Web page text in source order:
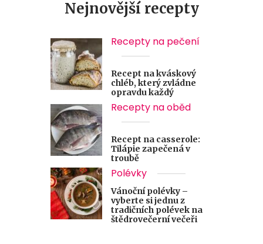
Nejnovější recepty
Recepty na pečení
Recept na kváskový
chléb, který zvládne
opravdu každý
Recepty na oběd
Recept na casserole:
Tilápie zapečená v
troubě
Polévky
Vánoční polévky –
vyberte si jednu z
tradičních polévek na
štědrovečerní večeři